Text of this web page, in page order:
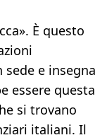
È questo
e insegna
essere questa
si trovano
italiani. Il